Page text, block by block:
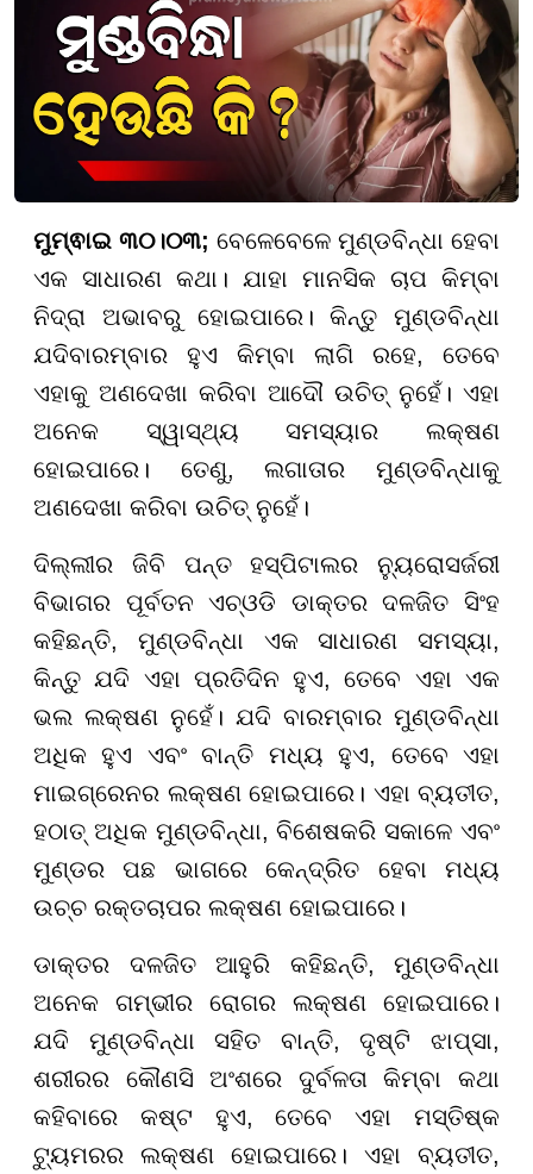
ମୁମ୍ଵାଇ ୩୦।୦୩; ବେଳେବେଳେ ମୁଣ୍ଡବିନ୍ଧା ହେବା
ଏକ ସାଧାରଣ କଥା। ଯାହା ମାନସିକ ଚାପ କିମ୍ବା
ନିଦ୍ରା ଅଭାବରୁ ହୋଇପାରେ। କିନ୍ତୁ ମୁଣ୍ଡବିନ୍ଧା
ଯଦିବାରମ୍ବାର ହୁଏ କିମ୍ବା ଲାଗି ରହେ, ତେବେ
ଏହାକୁ ଅଣଦେଖା କରିବା ଆଦୌ ଉଚିତ୍ ନୁହେଁ। ଏହା
ଅନେକ ସ୍ୱାସ୍ଥ୍ୟ ସମସ୍ୟାର ଲକ୍ଷଣ
ହୋଇପାରେ। ତେଣୁ, ଲଗାତାର ମୁଣ୍ଡବିନ୍ଧାକୁ
ଅଣଦେଖା କରିବା ଉଚିତ୍ ନୁହେଁ।
ଦିଲ୍ଲୀର ଜିବି ପନ୍ତ ହସ୍ପିଟାଲର ନ୍ୟୁରୋସର୍ଜରୀ
ବିଭାଗର ପୂର୍ବତନ ଏଚ୍ଓଡି ଡାକ୍ତର ଦଳଜିତ ସିଂହ
କହିଛନ୍ତି, ମୁଣ୍ଡବିନ୍ଧା ଏକ ସାଧାରଣ ସମସ୍ୟା,
କିନ୍ତୁ ଯଦି ଏହା ପ୍ରତିଦିନ ହୁଏ, ତେବେ ଏହା ଏକ
ଭଲ ଲକ୍ଷଣ ନୁହେଁ। ଯଦି ବାରମ୍ବାର ମୁଣ୍ଡବିନ୍ଧା
ଅଧିକ ହୁଏ ଏବଂ ବାନ୍ତି ମଧ୍ୟ ହୁଏ, ତେବେ ଏହା
ମାଇଗ୍ରେନର ଲକ୍ଷଣ ହୋଇପାରେ। ଏହା ବ୍ୟତୀତ,
ହଠାତ୍ ଅଧିକ ମୁଣ୍ଡବିନ୍ଧା, ବିଶେଷକରି ସକାଳେ ଏବଂ
ମୁଣ୍ଡର ପଛ ଭାଗରେ କେନ୍ଦ୍ରିତ ହେବା ମଧ୍ୟ
ଉଚ୍ଚ ରକ୍ତଚାପର ଲକ୍ଷଣ ହୋଇପାରେ।
ଡାକ୍ତର ଦଳଜିତ ଆହୁରି କହିଛନ୍ତି, ମୁଣ୍ଡବିନ୍ଧା
ଅନେକ ଗମ୍ଭୀର ରୋଗର ଲକ୍ଷଣ ହୋଇପାରେ।
ଯଦି ମୁଣ୍ଡବିନ୍ଧା ସହିତ ବାନ୍ତି, ଦୃଷ୍ଟି ଝାପ୍ସା,
ଶରୀରର କୌଣସି ଅଂଶରେ ଦୁର୍ବଳତା କିମ୍ବା କଥା
କହିବାରେ କଷ୍ଟ ହୁଏ, ତେବେ ଏହା ମସ୍ତିଷ୍କ
ଟ୍ୟୁମରର ଲକ୍ଷଣ ହୋଇପାରେ। ଏହା ବ୍ୟତୀତ,